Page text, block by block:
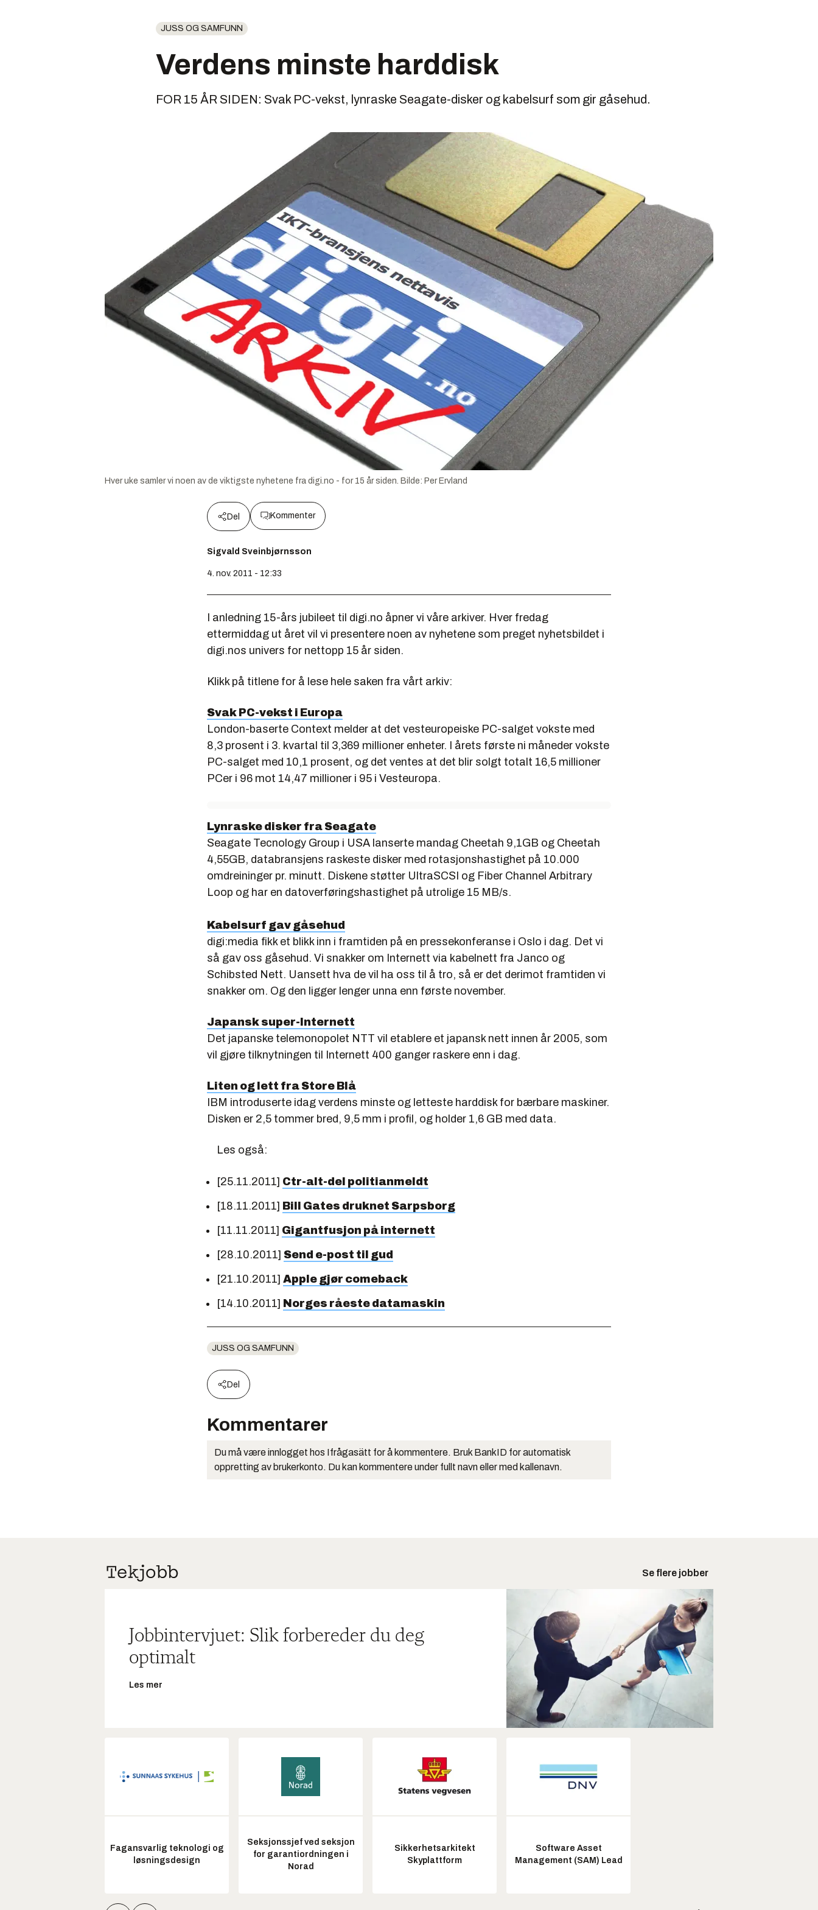
JUSS OG SAMFUNN
Verdens minste harddisk
FOR 15 ÅR SIDEN: Svak PC-vekst, lynraske Seagate-disker og kabelsurf som gir gåsehud.
Hver uke samler vi noen av de viktigste nyhetene fra digi.no - for 15 år siden. Bilde: Per Ervland
Del Kommenter
Sigvald Sveinbjørnsson
4. nov. 2011 - 12:33
I anledning 15-års jubileet til digi.no åpner vi våre arkiver. Hver fredag
ettermiddag ut året vil vi presentere noen av nyhetene som preget nyhetsbildet i
digi.nos univers for nettopp 15 år siden.
Klikk på titlene for å lese hele saken fra vårt arkiv:
Svak PC-vekst i Europa
London-baserte Context melder at det vesteuropeiske PC-salget vokste med
8,3 prosent i 3. kvartal til 3,369 millioner enheter. I årets første ni måneder vokste
PC-salget med 10,1 prosent, og det ventes at det blir solgt totalt 16,5 millioner
PCer i 96 mot 14,47 millioner i 95 i Vesteuropa.
Lynraske disker fra Seagate
Seagate Tecnology Group i USA lanserte mandag Cheetah 9,1GB og Cheetah
4,55GB, databransjens raskeste disker med rotasjonshastighet på 10.000
omdreininger pr. minutt. Diskene støtter UltraSCSI og Fiber Channel Arbitrary
Loop og har en datoverføringshastighet på utrolige 15 MB/s.
Kabelsurf gav gåsehud
digi:media fikk et blikk inn i framtiden på en pressekonferanse i Oslo i dag. Det vi
så gav oss gåsehud. Vi snakker om Internett via kabelnett fra Janco og
Schibsted Nett. Uansett hva de vil ha oss til å tro, så er det derimot framtiden vi
snakker om. Og den ligger lenger unna enn første november.
Japansk super-Internett
Det japanske telemonopolet NTT vil etablere et japansk nett innen år 2005, som
vil gjøre tilknytningen til Internett 400 ganger raskere enn i dag.
Liten og lett fra Store Blå
IBM introduserte idag verdens minste og letteste harddisk for bærbare maskiner.
Disken er 2,5 tommer bred, 9,5 mm i profil, og holder 1,6 GB med data.
Les også:
[25.11.2011] Ctr-alt-del politianmeldt
[18.11.2011] Bill Gates druknet Sarpsborg
[11.11.2011] Gigantfusjon på internett
[28.10.2011] Send e-post til gud
[21.10.2011] Apple gjør comeback
[14.10.2011] Norges råeste datamaskin
JUSS OG SAMFUNN
Del
Kommentarer
Du må være innlogget hos Ifrågasätt for å kommentere. Bruk BankID for automatisk
oppretting av brukerkonto. Du kan kommentere under fullt navn eller med kallenavn.
Se flere jobber
Jobbintervjuet: Slik forbereder du deg
optimalt
Les mer
Fagansvarlig teknologi og
løsningsdesign
Seksjonssjef ved seksjon
for garantiordningen i
Norad
Sikkerhetsarkitekt
Skyplattform
Software Asset
Management (SAM) Lead